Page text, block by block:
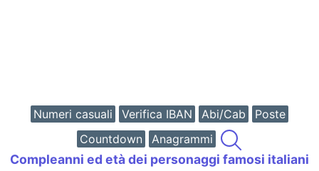
Numeri casuali Verifica IBAN Abi/Cab
Poste
Countdown
Anagrammi
Compleanni ed età dei personaggi famosi italiani